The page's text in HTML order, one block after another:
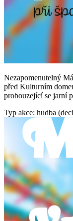
Nezapomenutelný
před Kulturním
probouzející se jarní
Typ akce: hudba